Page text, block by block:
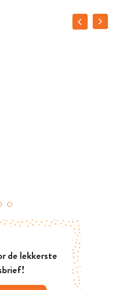
de lekkerste